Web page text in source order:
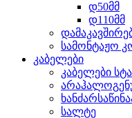
დ50მმ
დ110მმ
სამონტაჟო
კაბელები
კაბელები
სალტე